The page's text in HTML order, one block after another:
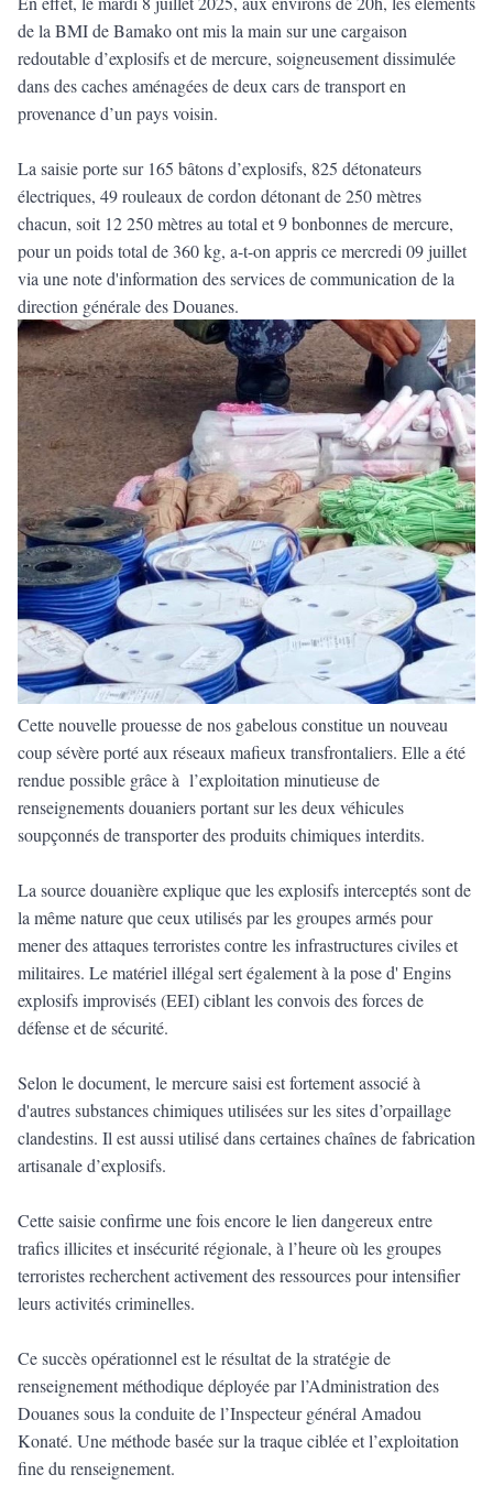
de la BMI de Bamako ont mis la main sur une cargaison
redoutable d’explosifs et de mercure, soigneusement dissimulée
dans des caches aménagées de deux cars de transport en
provenance d’un pays voisin.
La saisie porte sur 165 bâtons d’explosifs, 825 détonateurs
électriques, 49 rouleaux de cordon détonant de 250 mètres
chacun, soit 12 250 mètres au total et 9 bonbonnes de mercure,
pour un poids total de 360 kg, a-t-on appris ce mercredi 09 juillet
via une note d'information des services de communication de la
direction générale des Douanes.
Cette nouvelle prouesse de nos gabelous constitue un nouveau
coup sévère porté aux réseaux mafieux transfrontaliers. Elle a été
rendue possible grâce à l’exploitation minutieuse de
renseignements douaniers portant sur les deux véhicules
soupçonnés de transporter des produits chimiques interdits.
La source douanière explique que les explosifs interceptés sont de
la même nature que ceux utilisés par les groupes armés pour
mener des attaques terroristes contre les infrastructures civiles et
militaires. Le matériel illégal sert également à la pose d' Engins
explosifs improvisés (EEI) ciblant les convois des forces de
défense et de sécurité.
Selon le document, le mercure saisi est fortement associé à
d'autres substances chimiques utilisées sur les sites d’orpaillage
clandestins. Il est aussi utilisé dans certaines chaînes de fabrication
artisanale d’explosifs.
Cette saisie confirme une fois encore le lien dangereux entre
trafics illicites et insécurité régionale, à l’heure où les groupes
terroristes recherchent activement des ressources pour intensifier
leurs activités criminelles.
Ce succès opérationnel est le résultat de la stratégie de
renseignement méthodique déployée par l’Administration des
Douanes sous la conduite de l’Inspecteur général Amadou
Konaté. Une méthode basée sur la traque ciblée et l’exploitation
fine du renseignement.